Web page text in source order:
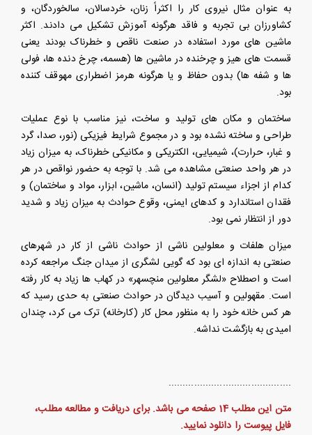
به عنوان مثال نیروی کار را اکثراً زنان، خردسالان، سالخوردگان، و
کشاورزان بی تجربه و فاقد هرگونه آموزش تشکیل می دادند. اکثر
ماشین های مورد استفاده در صنعت ناقص و خطرناک بودند یعنی
قسمت های هیز و چرخنده در ماشین ها (هسمه، چرخ دنده ها، فولی
ها و شفه ها) بدون حفاظ و یا هرگونه هرمز اضطراری مهوقف کننده
بود.
ساختمان و مکان های تولید و ساخت، نیز مناسب با نوع عملیات
طراحی و ساخته نشده بود و در مجموع شرایط فیزیکی (نور، صدا، گرد
و غبار، حرارت)، شیمیایی، الکتریکی و مکانیکی خطرناک، به میزان زیاد
در هر واحد صنعتی مشاهده می شد. با توجه به حضور نواقص در هر
کدام از اجزاء سیستم تولید (انسان، ماشین، ابزار، مواد و ساختمان) و
فقدان استاندارد و کدهای ایمنی، وقوع حوادث به میزان زیاد و شدید
دور از انتظار نمی بود.
میزان هلفات و معلولین ناشی از حوادث ناشی از کار در شهرهای
صنعتی به اندازه ای بود که گویی لشگری از میدان جنگ مراجعه کرده
است و اصطلاح «لشگر معلولین منچسهر» در کهاب ها زیاد به کار رفته
است. مقهولین و آسیب دیدگان در حوادث صنعتی به حدی رسید که
هر کس خانه خود را به منظور محل کار (کارخانه) ترک می کرد، چندان
امیدی به بازگشت نداشه.
...........................................
متن این مطلب 14 صفحه می باشد. برای دریافت و مطالعه مطلب،
فایل پیوست را دانلود نمایید.